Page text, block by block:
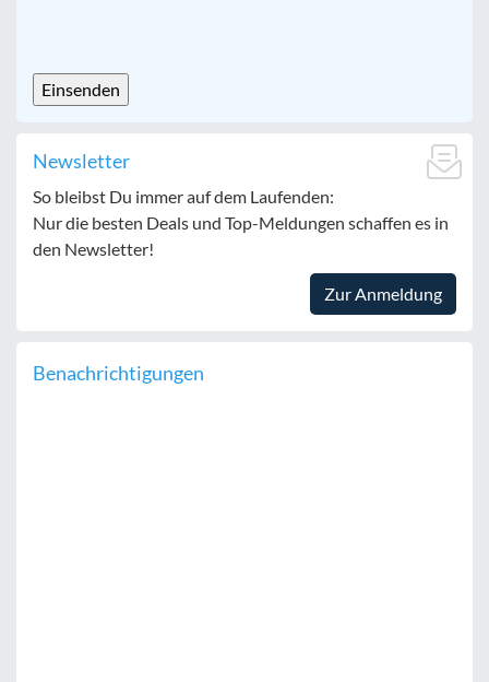
Newsletter
So bleibst Du immer auf dem Laufenden:
Nur die besten Deals und Top-Meldungen schaffen es in
den Newsletter!
Zur Anmeldung
Benachrichtigungen